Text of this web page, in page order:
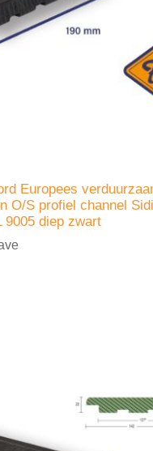
Europees
O/S profiel channel
9005 diep zwart